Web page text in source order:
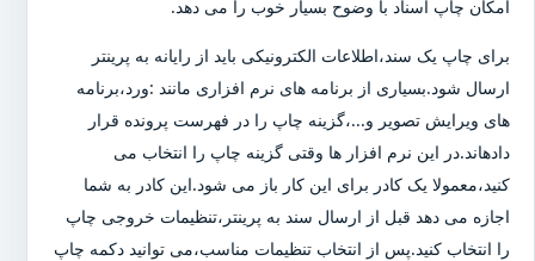
امکان چاپ اسناد با وضوح بسیار خوب را می دهد.
برای چاپ یک سند،اطلاعات الکترونیکی باید از رایانه به پرینتر
ارسال شود.بسیاری از برنامه های نرم افزاری مانند :ورد،برنامه
های ویرایش تصویر و...،گزینه چاپ را در فهرست پرونده قرار
دادهاند.در این نرم افزار ها وقتی گزینه چاپ را انتخاب می
کنید،معمولا یک کادر برای این کار باز می شود.این کادر به شما
اجازه می دهد قبل از ارسال سند به پرینتر،تنظیمات خروجی چاپ
را انتخاب کنید.پس از انتخاب تنظیمات مناسب،می توانید دکمه چاپ